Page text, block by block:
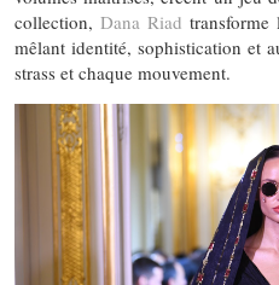
collection, Dana Riad transforme
mêlant identité, sophistication et
strass et chaque mouvement.